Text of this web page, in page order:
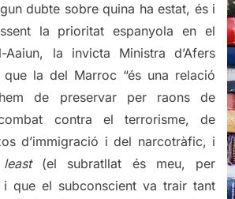
dubte sobre quina ha estat, és i
la prioritat espanyola en el
Aaiun, la invicta Ministra d’Afers
que la del Marroc “és una relació
de preservar per raons de
contra el terrorisme, de
d’immigració i del narcotràfic, i
(el subratllat és meu, per
que el subconscient va trair tant